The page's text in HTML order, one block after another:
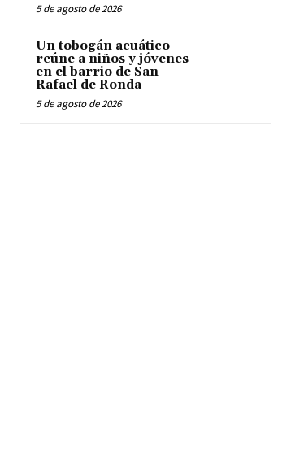
5 de agosto de 2026
Un tobogán acuático
reúne a niños y jóvenes
en el barrio de San
Rafael de Ronda
5 de agosto de 2026